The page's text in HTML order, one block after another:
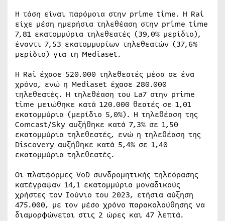
Η τάση είναι παρόμοια στην prime time. Η Rai
είχε μέση ημερήσια τηλεθέαση στην prime time
7,81 εκατομμύρια τηλεθεατές (39,0% μερίδιο),
έναντι 7,53 εκατομμυρίων τηλεθεατών (37,6%
μερίδιο) για τη Mediaset.
Η Rai έχασε 520.000 τηλεθεατές μέσα σε ένα
χρόνο, ενώ η Mediaset έχασε 280.000
τηλεθεατές. Η τηλεθέαση του La7 στην prime
time μειώθηκε κατά 120.000 θεατές σε 1,01
εκατομμύρια (μερίδιο 5,0%). Η τηλεθέαση της
Comcast/Sky αυξήθηκε κατά 7,3% σε 1,50
εκατομμύρια τηλεθεατές, ενώ η τηλεθέαση της
Discovery αυξήθηκε κατά 5,4% σε 1,40
εκατομμύρια τηλεθεατές.
Οι πλατφόρμες VoD συνδρομητικής τηλεόρασης
κατέγραψαν 14,1 εκατομμύρια μοναδικούς
χρήστες τον Ιούνιο του 2023, ετήσια αύξηση
475.000, με τον μέσο χρόνο παρακολούθησης να
διαμορφώνεται στις 2 ώρες και 47 λεπτά.